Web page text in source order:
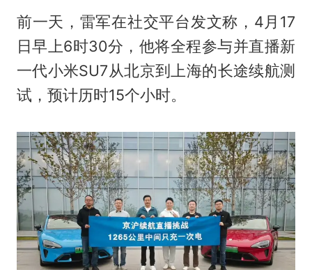
前一天，雷军在社交平台发文称，4月17
日早上6时30分，他将全程参与并直播新
一代小米SU7从北京到上海的长途续航测
试，预计历时15个小时。